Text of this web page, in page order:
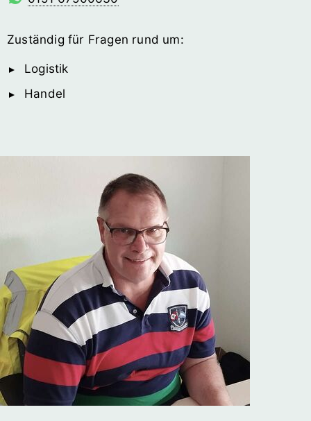
Zuständig für Fragen rund um:
Logistik
Handel